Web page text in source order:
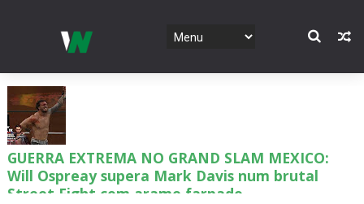
GUERRA EXTREMA NO GRAND SLAM MEXICO:
Will Ospreay supera Mark Davis num brutal
Street Fight com arame farpado